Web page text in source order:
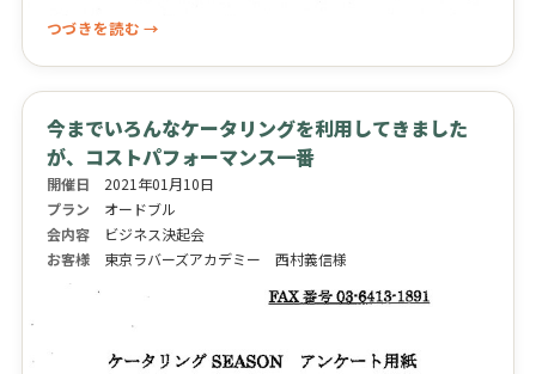
つづきを読む →
今までいろんなケータリングを利用してきました
が、コストパフォーマンス一番
開催日
2021年01月10日
プラン
オードブル
会内容
ビジネス決起会
お客様
東京ラバーズアカデミー 西村義信様